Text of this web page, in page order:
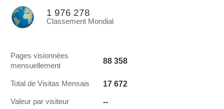
1 976 278
Classement Mondial
Pages visionnées
mensuellement
88 358
Total de Visitas Mensais 17 672
Valeur par visiteur --